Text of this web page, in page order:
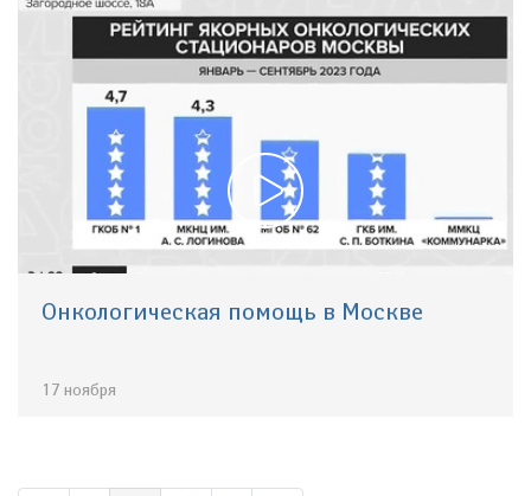
Онкологическая помощь в Москве
17 ноября